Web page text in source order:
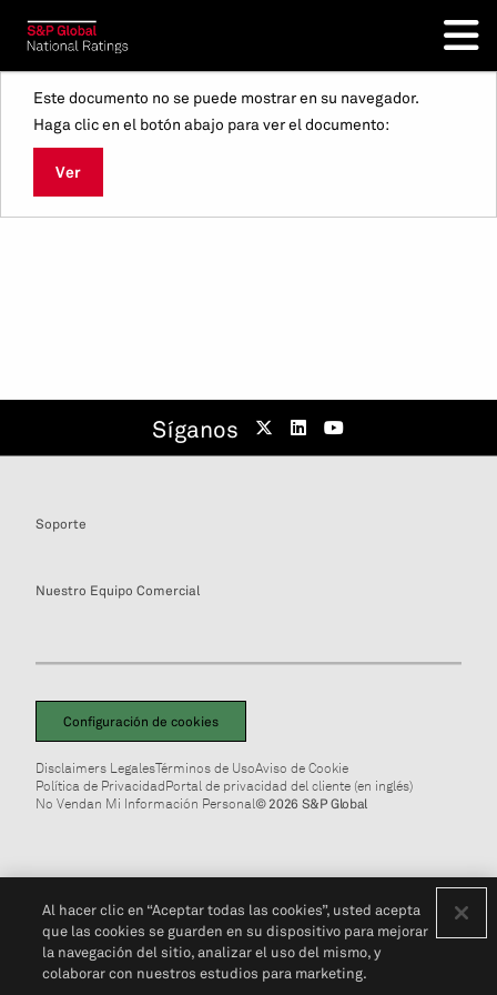
Este documento no se puede mostrar en su navegador.
Haga clic en el botón abajo para ver el documento:
Ver
Síganos
Soporte
Nuestro Equipo Comercial
Configuración de cookies
Disclaimers LegalesTérminos de UsoAviso de Cookie
Política de PrivacidadPortal de privacidad del cliente (en inglés)
No Vendan Mi Información Personal© 2026 S&P Global
Al hacer clic en “Aceptar todas las cookies”, usted acepta
que las cookies se guarden en su dispositivo para mejorar
la navegación del sitio, analizar el uso del mismo, y
colaborar con nuestros estudios para marketing.